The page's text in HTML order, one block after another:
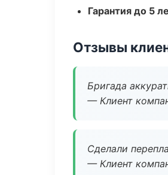
Гарантия до 5
Отзывы
Бригада
— Клиент
Сделали
— Клиент